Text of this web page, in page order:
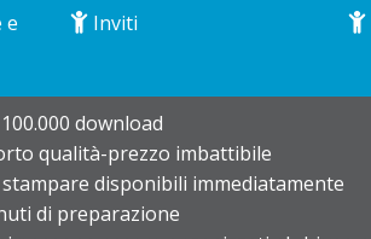
e
Inviti
download
qualità-prezzo imbattibile
stampare disponibili immediatamente
di preparazione